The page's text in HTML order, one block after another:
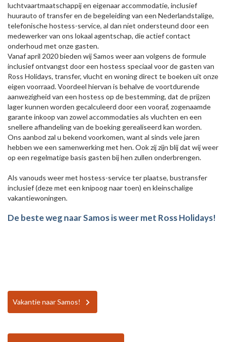
luchtvaartmaatschappij en eigenaar accommodatie, inclusief
huurauto of transfer en de begeleiding van een Nederlandstalige,
telefonische hostess-service, al dan niet ondersteund door een
medewerker van ons lokaal agentschap, die actief contact
onderhoud met onze gasten.
Vanaf april 2020 bieden wij Samos weer aan volgens de formule
inclusief ontvangst door een hostess speciaal voor de gasten van
Ross Holidays, transfer, vlucht en woning direct te boeken uit onze
eigen voorraad. Voordeel hiervan is behalve de voortdurende
aanwezigheid van een hostess op de bestemming, dat de prijzen
lager kunnen worden gecalculeerd door een vooraf, zogenaamde
garante inkoop van zowel accommodaties als vluchten en een
snellere afhandeling van de boeking gerealiseerd kan worden.
Ons aanbod zal u bekend voorkomen, want al sinds vele jaren
hebben we een samenwerking met hen. Ook zij zijn blij dat wij weer
op een regelmatige basis gasten bij hen zullen onderbrengen.
Als vanouds weer met hostess-service ter plaatse, bustransfer
inclusief (deze met een knipoog naar toen) en kleinschalige
vakantiewoningen.
De beste weg naar Samos is weer met Ross Holidays!
Vakantie naar Samos!